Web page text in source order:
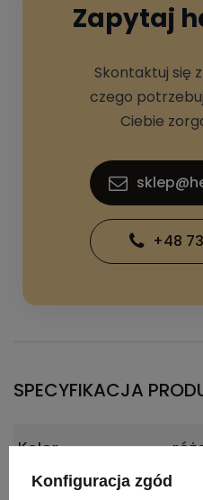
Zapytaj
Skontaktuj się
czego
Ciebie
+48
SPECYFIKACJA
Kolor
Konfiguracja zgód